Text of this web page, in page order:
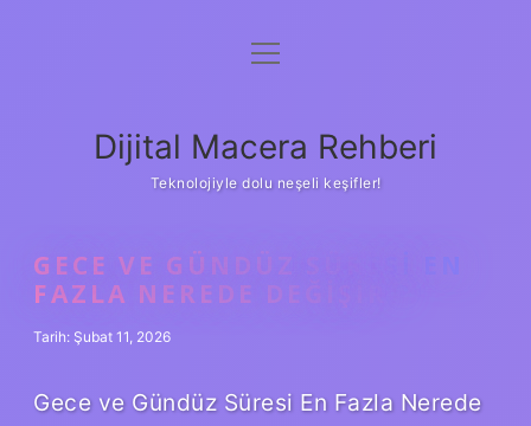
Anasayfa
Yasal Uyarı
menüyü
Dijital Macera Rehberi
Teknolojiyle dolu neşeli keşifler!
GECE VE GÜNDÜZ SÜRESI EN
FAZLA NEREDE DEĞIŞIR ?
Tarih: Şubat 11, 2026
Gece ve Gündüz Süresi En Fazla Nerede